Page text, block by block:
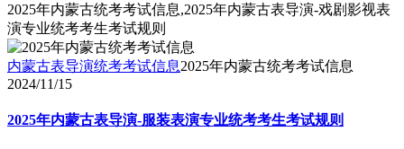
2025年内蒙古统考考试信息,2025年内蒙古表导演-戏剧影视表
演专业统考考生考试规则
内蒙古表导演统考考试信息2025年内蒙古统考考试信息
2024/11/15
2025年内蒙古表导演-服装表演专业统考考生考试规则